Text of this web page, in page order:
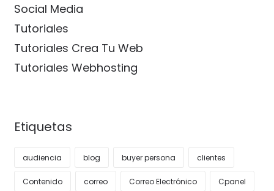
Social Media
Tutoriales
Tutoriales Crea Tu Web
Tutoriales Webhosting
Etiquetas
audiencia blog buyer persona clientes
Contenido correo Correo Electrónico Cpanel